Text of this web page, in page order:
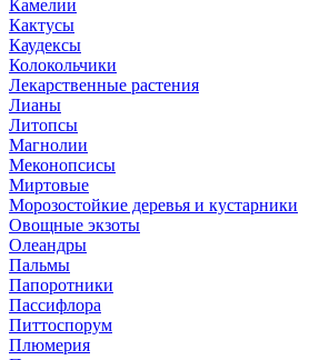
Камелии
Кактусы
Каудексы
Колокольчики
Лекарственные растения
Лианы
Литопсы
Магнолии
Меконопсисы
Миртовые
Морозостойкие деревья и кустарники
Овощные экзоты
Олеандры
Пальмы
Папоротники
Пассифлора
Питтоспорум
Плюмерия